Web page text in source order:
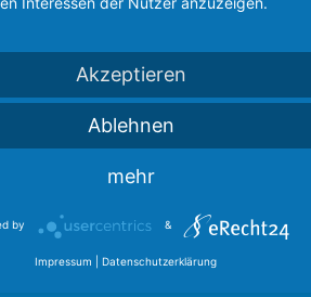
Ehrungen für das FordBoard
Akzeptieren
Ablehnen
mehr
by &
Impressum Datenschutzerklärung